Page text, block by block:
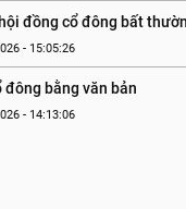
đồng cổ đông bất
- 15:05:26
đông bằng văn bản
- 14:13:06